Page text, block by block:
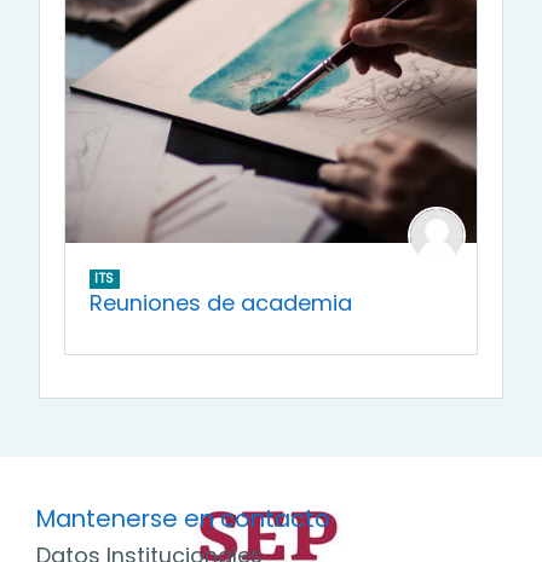
ITS
Reuniones de academia
Mantenerse en contacto
Datos Institucionales